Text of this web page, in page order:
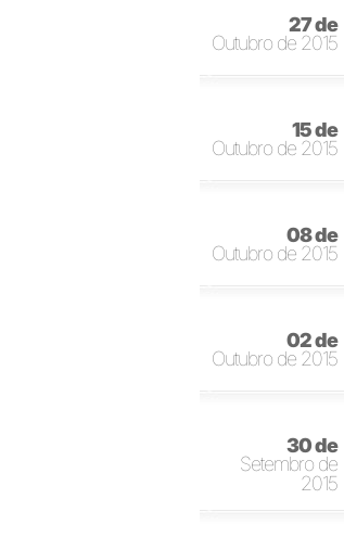
27 de
Outubro de 2015
15 de
Outubro de 2015
08 de
Outubro de 2015
02 de
Outubro de 2015
30 de
Setembro de
2015